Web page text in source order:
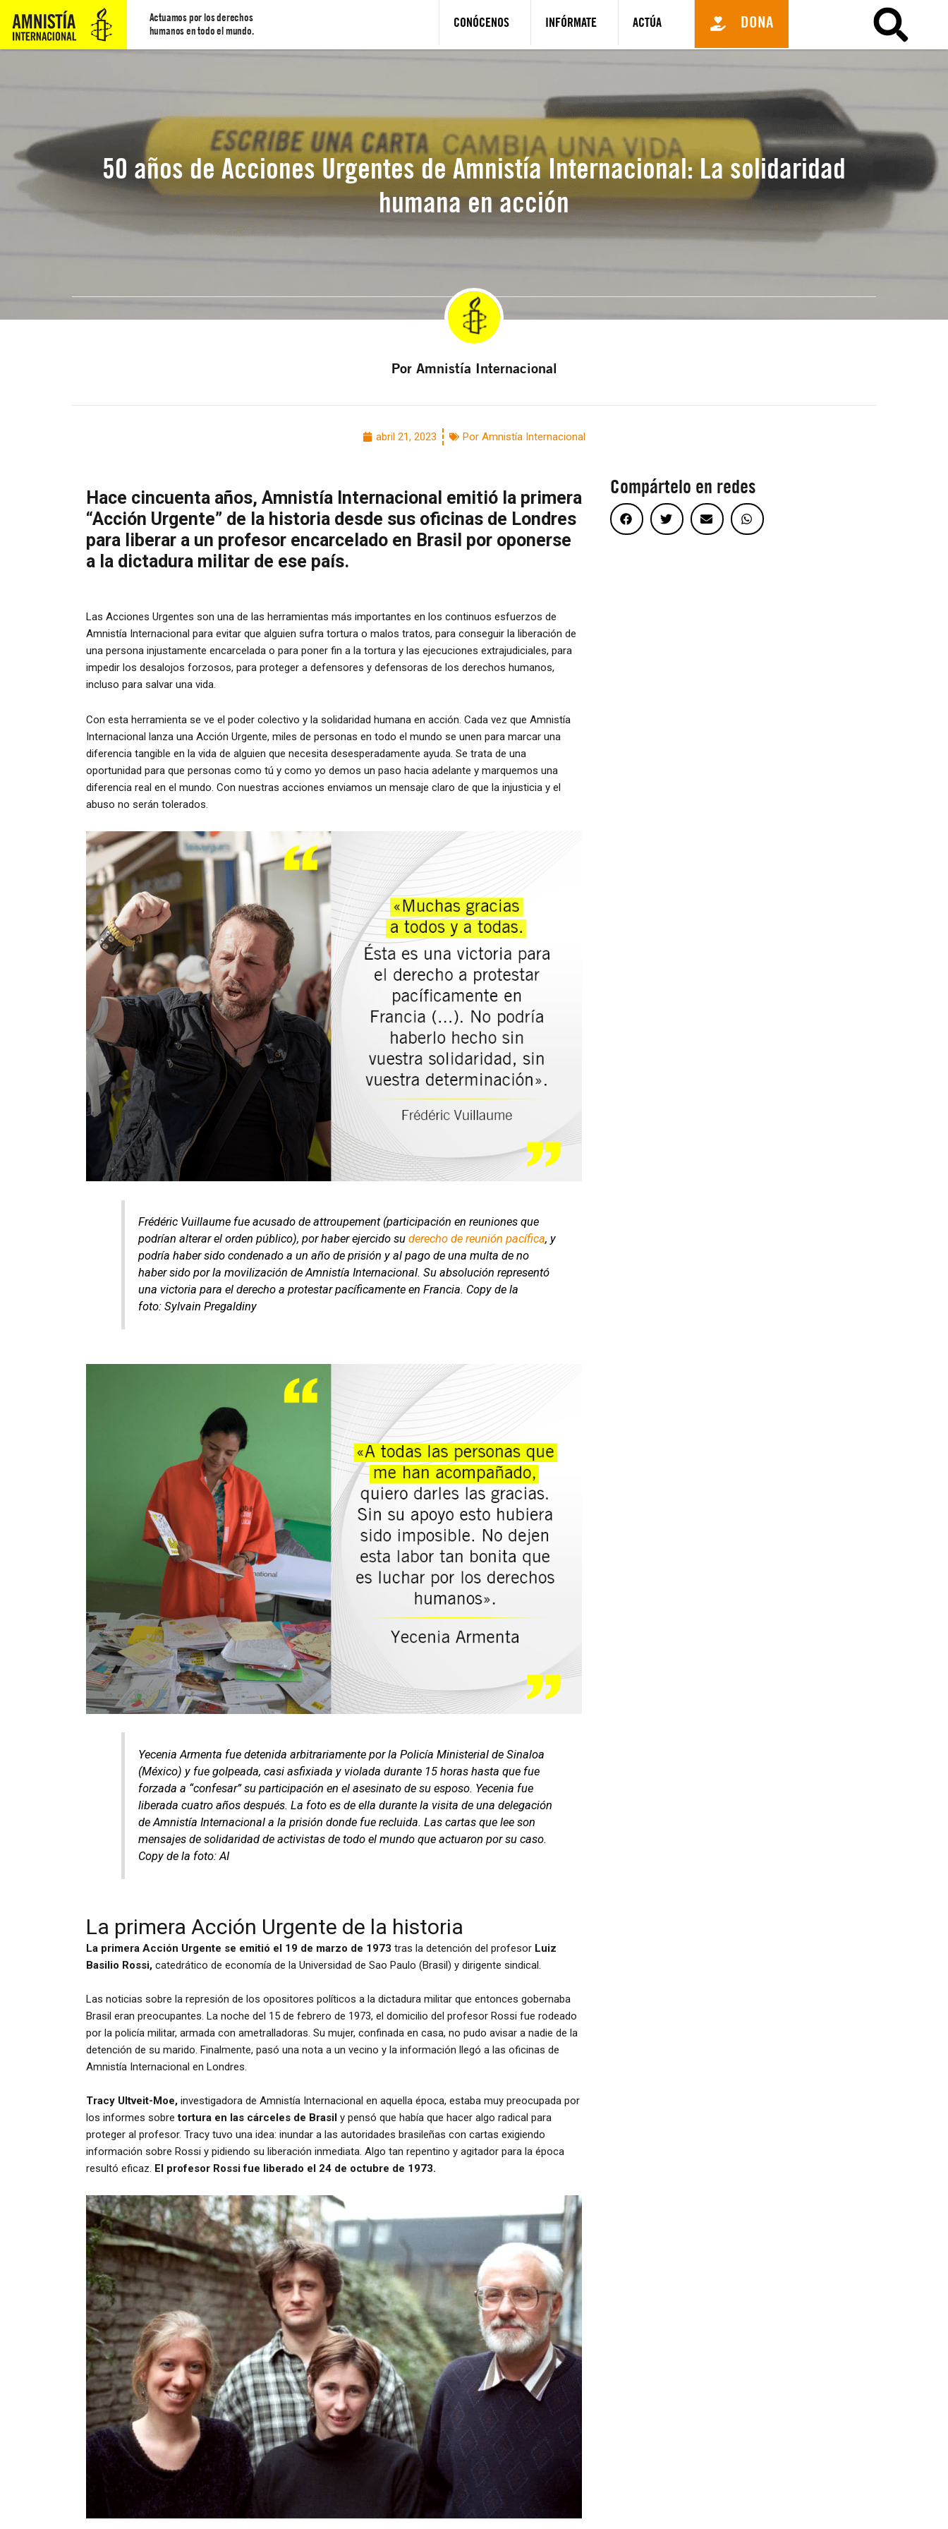
Actuamos por los derechos
humanos en todo el mundo.
CONÓCENOS INFÓRMATE ACTÚA DONA
50 años de Acciones Urgentes de Amnistía Internacional: La solidaridad
humana en acción
Por Amnistía Internacional
abril 21, 2023 Por Amnistía Internacional
Hace cincuenta años, Amnistía Internacional emitió la primera
“Acción Urgente” de la historia desde sus oficinas de Londres
para liberar a un profesor encarcelado en Brasil por oponerse
a la dictadura militar de ese país.
Las Acciones Urgentes son una de las herramientas más importantes en los continuos esfuerzos de
Amnistía Internacional para evitar que alguien sufra tortura o malos tratos, para conseguir la liberación de
una persona injustamente encarcelada o para poner fin a la tortura y las ejecuciones extrajudiciales, para
impedir los desalojos forzosos, para proteger a defensores y defensoras de los derechos humanos,
incluso para salvar una vida.
Con esta herramienta se ve el poder colectivo y la solidaridad humana en acción. Cada vez que Amnistía
Internacional lanza una Acción Urgente, miles de personas en todo el mundo se unen para marcar una
diferencia tangible en la vida de alguien que necesita desesperadamente ayuda. Se trata de una
oportunidad para que personas como tú y como yo demos un paso hacia adelante y marquemos una
diferencia real en el mundo. Con nuestras acciones enviamos un mensaje claro de que la injusticia y el
abuso no serán tolerados.
Frédéric Vuillaume fue acusado deattroupement (participación en reuniones que
podrían alterar el orden público), por haber ejercido suderecho de reunión pacífica, y
podría haber sido condenado a un año de prisión y al pago de una multa de no
haber sido por la movilización de Amnistía Internacional. Su absolución representó
una victoria para el derecho a protestar pacíficamente en Francia. Copy de la
foto: Sylvain Pregaldiny
Yecenia Armenta fue detenida arbitrariamente por la Policía Ministerial de Sinaloa
(México) y fue golpeada, casi asfixiada y violada durante 15 horas hasta que fue
forzada a “confesar” su participación en el asesinato de su esposo. Yecenia fue
liberada cuatro años después. La foto es de ella durante la visita de una delegación
de Amnistía Internacional a la prisión donde fue recluida. Las cartas que lee son
mensajes de solidaridad de activistas de todo el mundo que actuaron por su caso.
Copy de la foto: AI
La primera Acción Urgente de la historia
La primera Acción Urgente se emitió el 19 de marzo de 1973 tras la detención del profesor Luiz
Basilio Rossi, catedrático de economía de la Universidad de Sao Paulo (Brasil) y dirigente sindical.
Las noticias sobre la represión de los opositores políticos a la dictadura militar que entonces gobernaba
Brasil eran preocupantes. La noche del 15 de febrero de 1973, el domicilio del profesor Rossi fue rodeado
por la policía militar, armada con ametralladoras. Su mujer, confinada en casa, no pudo avisar a nadie de la
detención de su marido. Finalmente, pasó una nota a un vecino y la información llegó a las oficinas de
Amnistía Internacional en Londres.
Tracy Ultveit-Moe, investigadora de Amnistía Internacional en aquella época, estaba muy preocupada por
los informes sobretortura en las cárceles de Brasil y pensó que había que hacer algo radical para
proteger al profesor. Tracy tuvo una idea: inundar a las autoridades brasileñas con cartas exigiendo
información sobre Rossi y pidiendo su liberación inmediata. Algo tan repentino y agitador para la época
resultó eficaz. El profesor Rossi fue liberado el 24 de octubre de 1973.
Compártelo en redes